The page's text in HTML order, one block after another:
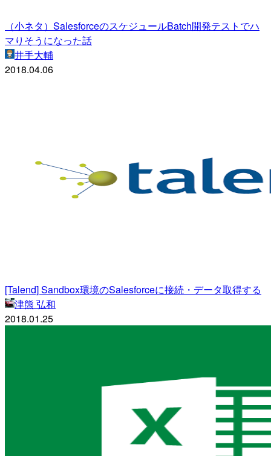
（小ネタ）SalesforceのスケジュールBatch開発テストでハ
マりそうになった話
井手大輔
2018.04.06
[Talend] Sandbox環境のSalesforceに接続・データ取得する
津熊 弘和
2018.01.25